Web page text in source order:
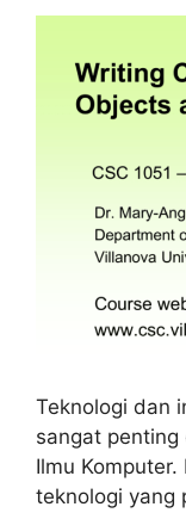
Teknologi dan
sangat penting
Ilmu
teknologi yang